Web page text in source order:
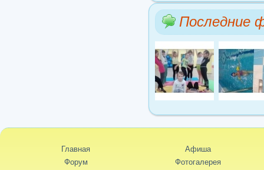
Последние
Главная
Форум
Афиша
Фотогалерея